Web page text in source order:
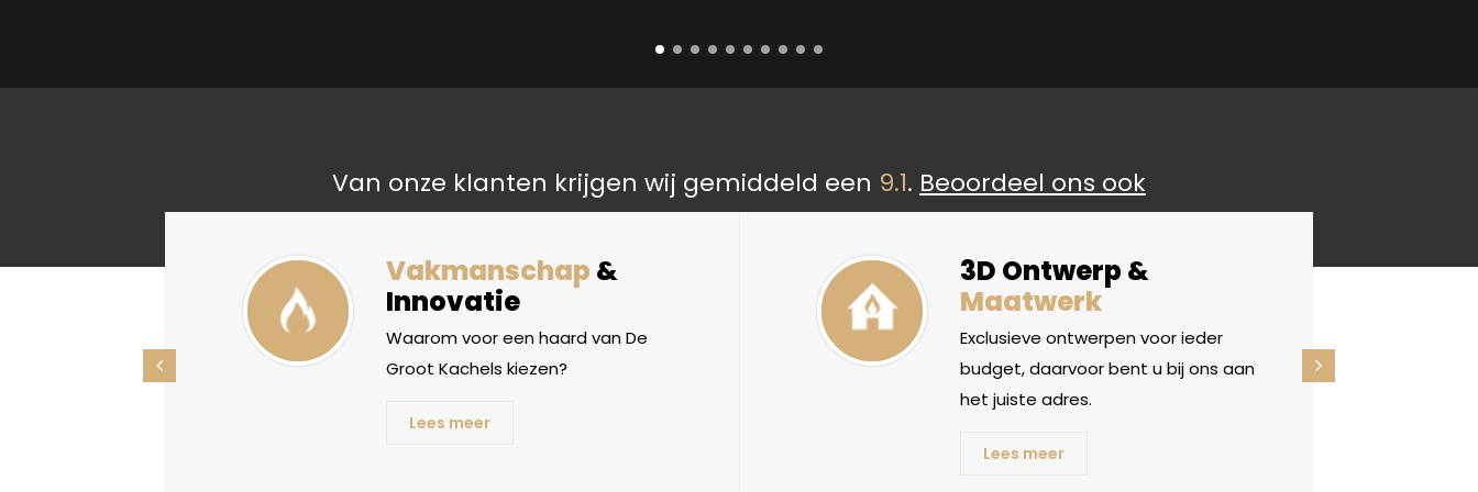
Van onze klanten krijgen wij gemiddeld een 9.1. Beoordeel ons ook
Vakmanschap &
Innovatie
Waarom voor een haard van De
Groot Kachels kiezen?
Lees meer
3D Ontwerp &
Maatwerk
Exclusieve ontwerpen voor ieder
budget, daarvoor bent u bij ons aan
het juiste adres.
Lees meer